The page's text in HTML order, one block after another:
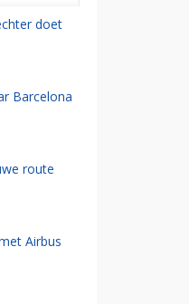
doet
Barcelona
route
Airbus